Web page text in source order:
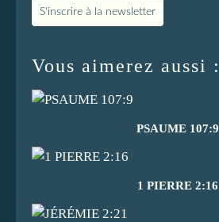
S'inscrire à la newsletter
Vous aimerez aussi :
PSAUME 107:9
1 PIERRE 2:16